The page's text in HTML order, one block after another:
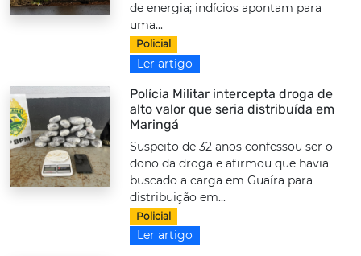
de energia; indícios apontam para
uma...
Policial
Ler artigo
Polícia Militar intercepta droga de
alto valor que seria distribuída em
Maringá
Suspeito de 32 anos confessou ser o
dono da droga e afirmou que havia
buscado a carga em Guaíra para
distribuição em...
Policial
Ler artigo